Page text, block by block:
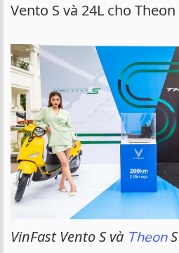
Vento S và 24L cho Theon
VinFast Vento S và TheonS